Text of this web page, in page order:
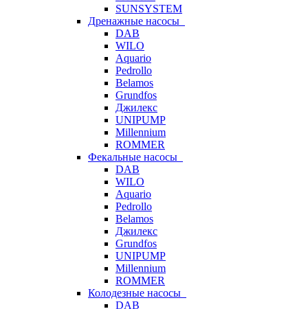
SUNSYSTEM
Дренажные насосы
DAB
WILO
Aquario
Pedrollo
Belamos
Grundfos
Джилекс
UNIPUMP
Millennium
ROMMER
Фекальные насосы
DAB
WILO
Aquario
Pedrollo
Belamos
Джилекс
Grundfos
UNIPUMP
Millennium
ROMMER
Колодезные насосы
DAB